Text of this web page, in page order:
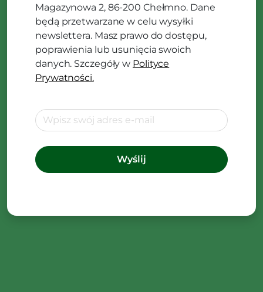
Magazynowa 2, 86-200 Chełmno. Dane
będą przetwarzane w celu wysyłki
newslettera. Masz prawo do dostępu,
poprawienia lub usunięcia swoich
danych. Szczegóły w Polityce
Prywatności.